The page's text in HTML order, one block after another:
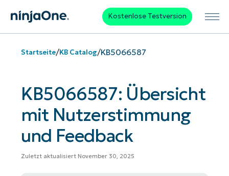
Kostenlose Testversion
Startseite/KB Catalog/KB5066587
KB5066587: Übersicht
mit Nutzerstimmung
und Feedback
Zuletzt aktualisiert November 30, 2025